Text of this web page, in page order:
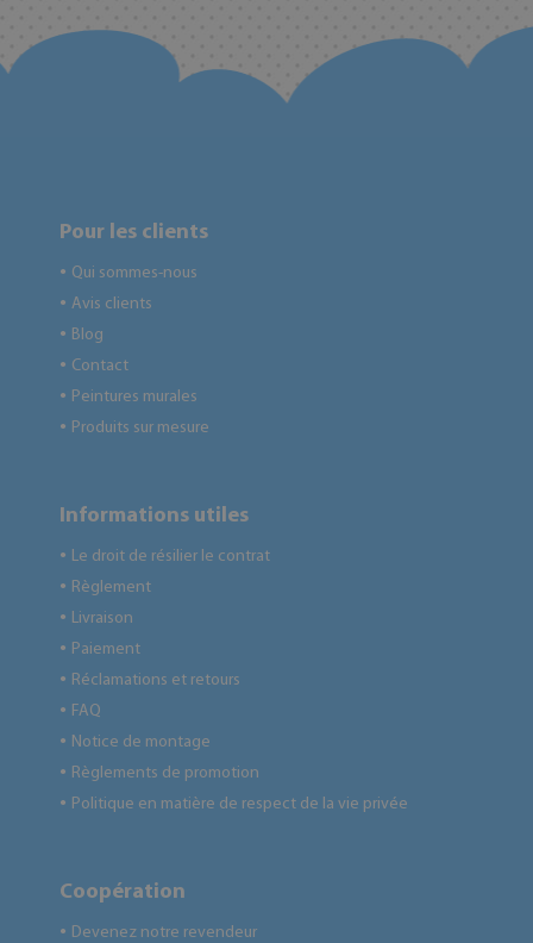
Pour les clients
● Qui sommes-nous
● Avis clients
● Blog
● Contact
● Peintures murales
● Produits sur mesure
Informations utiles
● Le droit de résilier le contrat
● Règlement
● Livraison
● Paiement
● Réclamations et retours
● FAQ
● Notice de montage
● Règlements de promotion
● Politique en matière de respect de la vie privée
Coopération
● Devenez notre revendeur